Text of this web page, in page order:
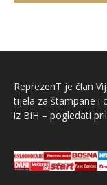
ReprezenT je član
tijela za štampane i
iz BiH – pogledati